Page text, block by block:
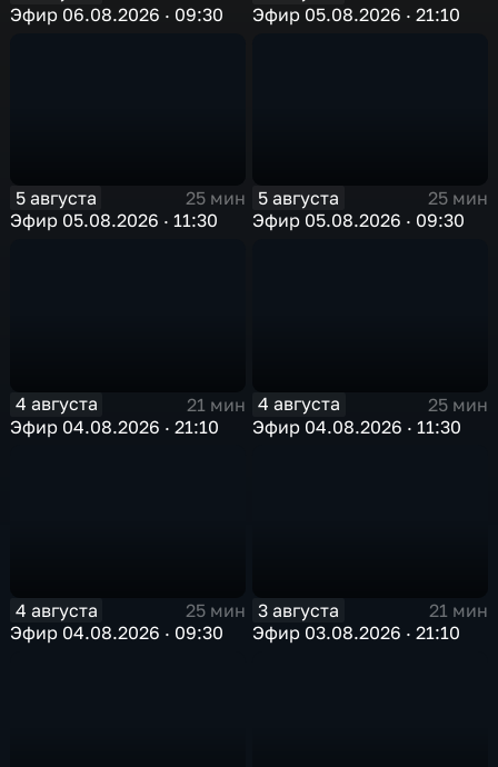
Эфир 06.08.2026 · 09:30
Эфир 05.08.2026 · 21:10
5 августа
25 мин
Эфир 05.08.2026 · 11:30
5 августа
25 мин
Эфир 05.08.2026 · 09:30
4 августа
21 мин
Эфир 04.08.2026 · 21:10
4 августа
25 мин
Эфир 04.08.2026 · 11:30
4 августа
25 мин
Эфир 04.08.2026 · 09:30
3 августа
21 мин
Эфир 03.08.2026 · 21:10